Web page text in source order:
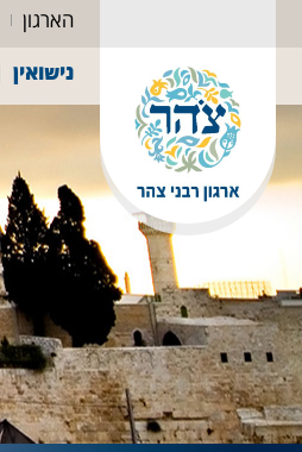
הארגון
נישואין